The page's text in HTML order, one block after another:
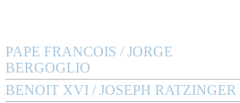
PAPE FRANCOIS / JORGE
BERGOGLIO
BENOIT XVI / JOSEPH RATZINGER